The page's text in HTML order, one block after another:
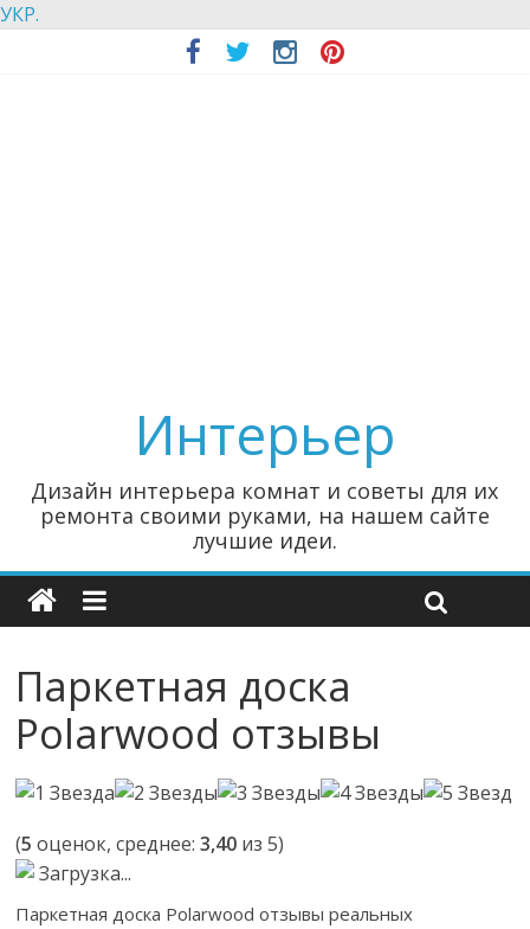
УКР.
Интерьер
Дизайн интерьера комнат и советы для их
ремонта своими руками, на нашем сайте
лучшие идеи.
Паркетная доска
Polarwood отзывы
(5 оценок, среднее:3,40 из 5)
Загрузка...
Паркетная доска Polarwood отзывы реальных